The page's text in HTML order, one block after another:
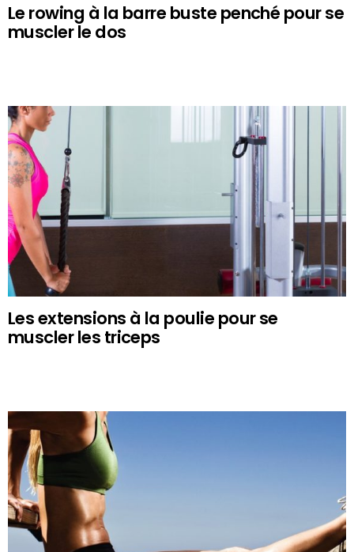
Le rowing à la barre buste penché pour se
muscler le dos
Les extensions à la poulie pour se
muscler les triceps